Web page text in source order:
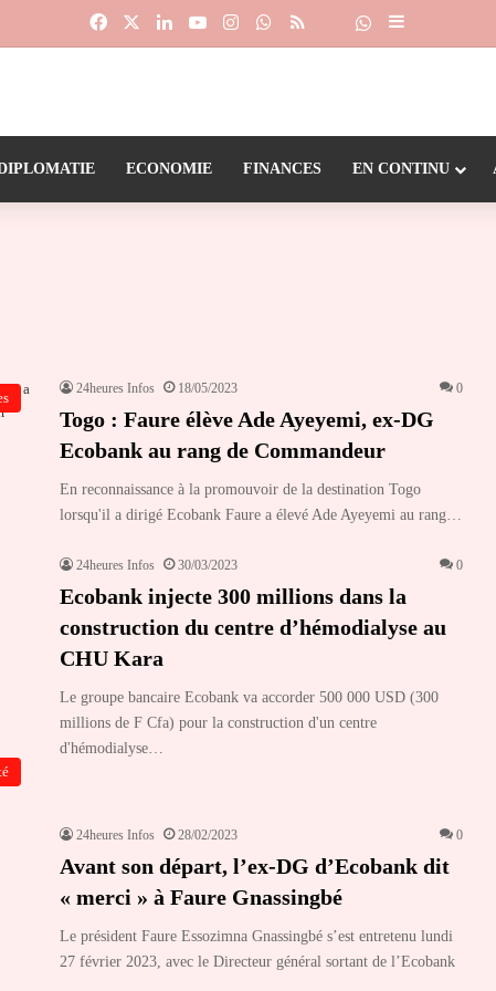
FacebookLinkedinYouTubeInstagramWhatsApp
RSS Dailymotion
Suivre la chaîne
Sidebar
ECONOMIE FINANCES EN CONTINU
24heures Infos 18/05/2023 0
Togo : Faure élève Ade Ayeyemi, ex-DG
Ecobank au rang de Commandeur
En reconnaissance à la promouvoir de la destination Togo
lorsqu'il a dirigé Ecobank Faure a élevé Ade Ayeyemi au rang…
24heures Infos 30/03/2023 0
Ecobank injecte 300 millions dans la
construction du centre d’hémodialyse au
CHU Kara
Le groupe bancaire Ecobank va accorder 500 000 USD (300
millions de F Cfa) pour la construction d'un centre
d'hémodialyse…
24heures Infos 28/02/2023 0
Avant son départ, l’ex-DG d’Ecobank dit
« merci » à Faure Gnassingbé
Le président Faure Essozimna Gnassingbé s’est entretenu lundi
27 février 2023, avec le Directeur général sortant de l’Ecobank